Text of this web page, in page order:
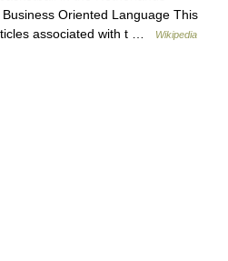
Oriented Language This
associated with t …
Wikipedia